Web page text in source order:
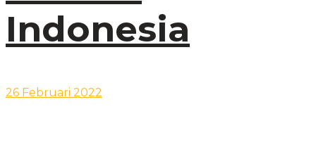
Indonesia
26 Februari 2022